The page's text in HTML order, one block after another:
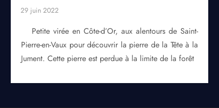
Petite virée en Côte-d’Or, aux alentours de Saint-
Pierre-en-Vaux pour découvrir la pierre de la Tête à la
Jument. Cette pierre est perdue à la limite de la forêt